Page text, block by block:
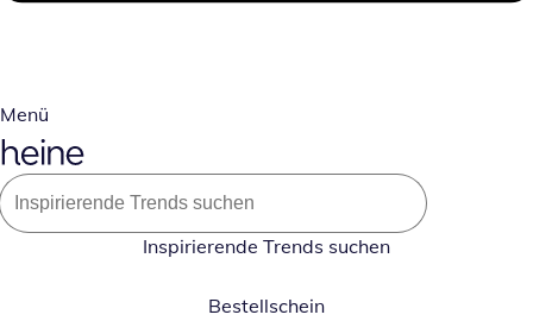
Menü
Inspirierende Trends suchen
Bestellschein